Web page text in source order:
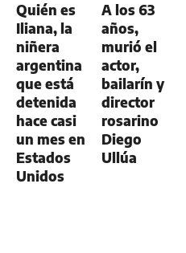
Quién es
Iliana, la
niñera
argentina
que está
detenida
hace casi
un mes en
Estados
Unidos
A los 63
años,
murió el
actor,
bailarín y
director
rosarino
Diego
Ullúa